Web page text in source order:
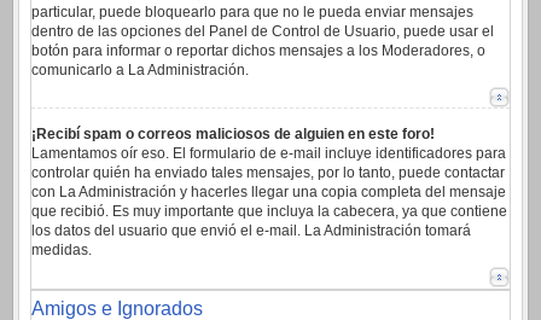
particular, puede bloquearlo para que no le pueda enviar mensajes
dentro de las opciones del Panel de Control de Usuario, puede usar el
botón para informar o reportar dichos mensajes a los Moderadores, o
comunicarlo a La Administración.
¡Recibí spam o correos maliciosos de alguien en este foro!
Lamentamos oír eso. El formulario de e-mail incluye identificadores para
controlar quién ha enviado tales mensajes, por lo tanto, puede contactar
con La Administración y hacerles llegar una copia completa del mensaje
que recibió. Es muy importante que incluya la cabecera, ya que contiene
los datos del usuario que envió el e-mail. La Administración tomará
medidas.
Amigos e Ignorados